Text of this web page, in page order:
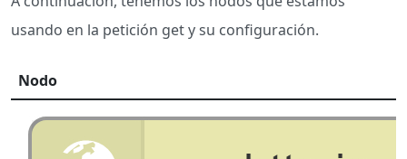
usando en la petición get y su configuración.
Nodo